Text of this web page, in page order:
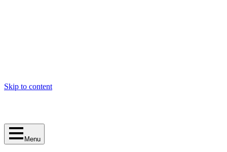
Skip to content
Menu